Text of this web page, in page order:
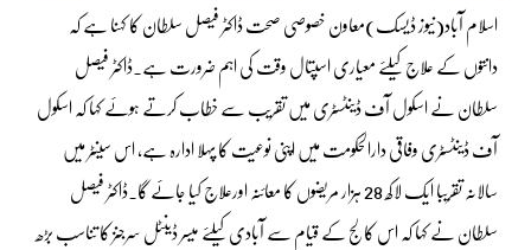
اسلام آباد(نیوز ڈیسک)معاون خصوصی صحت ڈاکٹر فیصل سلطان کا کہنا ہے کہ
دانتوں کے علاج کیلئے معیاری اسپتال وقت کی اہم ضرورت ہے۔ڈاکٹر فیصل
سلطان نے اسکول آف ڈینٹسٹری میں تقریب سے خطاب کرتے ہوئے کہا کہ اسکول
آف ڈینٹسٹری وفاقی دارالحکومت میں اپنی نوعیت کا پہلا ادارہ ہے، اس سینٹر میں
سالانہ تقریبا ایک لاکھ 28 ہزار مریضوں کا معائنہ اورعلاج کیا جائے گا۔ڈاکٹر فیصل
سلطان نے کہا کہ اس کالج کے قیام سے آبادی کیلئے میسر ڈینٹل سرجنز کا تناسب بڑھ